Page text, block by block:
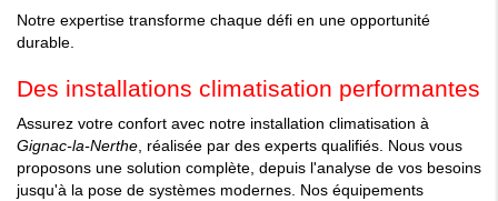
Notre expertise transforme chaque défi en une opportunité
durable.
Des installations climatisation performantes
Assurez votre confort avec notre installation climatisation à
Gignac-la-Nerthe , réalisée par des experts qualifiés. Nous vous
proposons une solution complète, depuis l'analyse de vos besoins
jusqu'à la pose de systèmes modernes. Nos équipements